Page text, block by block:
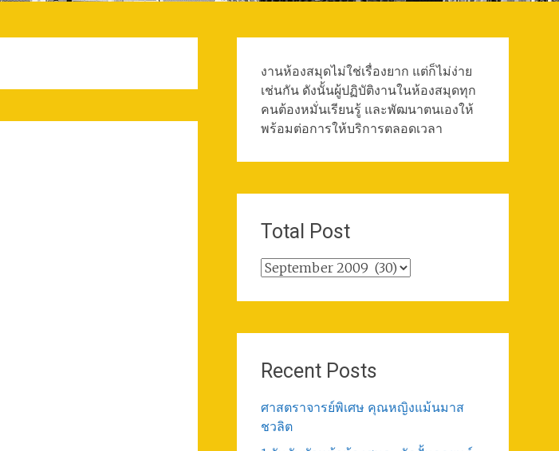
งานห้องสมุดไม่ใช่เรื่องยาก แต่ก็ไม่ง่าย
เช่นกัน ดังนั้นผู้ปฏิบัติงานในห้องสมุดทุก
คนต้องหมั่นเรียนรู้ และพัฒนาตนเองให้
พร้อมต่อการให้บริการตลอดเวลา
Total Post
Total
Recent Posts
ศาสตราจารย์พิเศษ คุณหญิงแม้นมาส
ชวลิต